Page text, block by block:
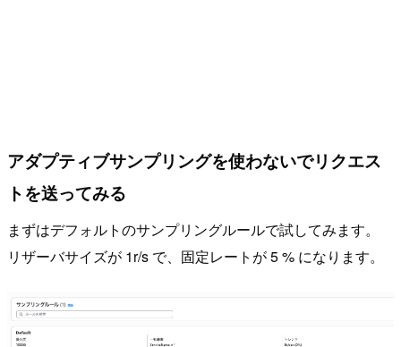
アダプティブサンプリングを使わないでリクエス
トを送ってみる
まずはデフォルトのサンプリングルールで試してみます。
リザーバサイズが 1r/s で、固定レートが 5 % になります。